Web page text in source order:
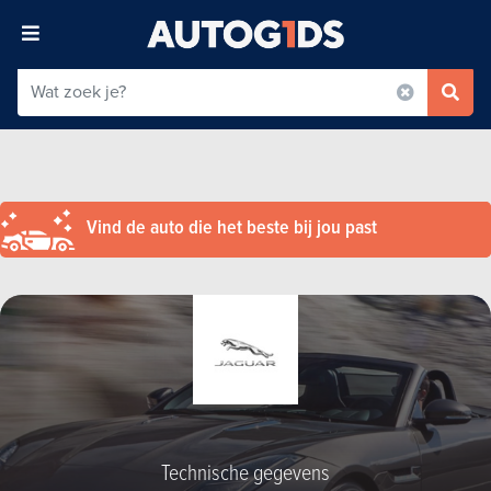
Vind de auto die het beste bij jou past
Technische gegevens